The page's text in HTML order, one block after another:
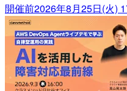
開催前2026年8月25日(火)